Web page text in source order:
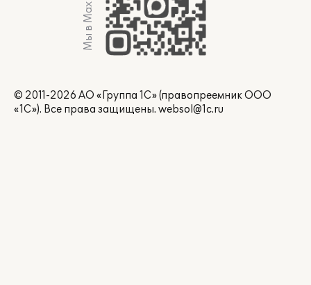
Мы в Max
© 2011-2026 АО «Группа 1С» (правопреемник ООО
«1С»). Все права защищены. websol@1c.ru